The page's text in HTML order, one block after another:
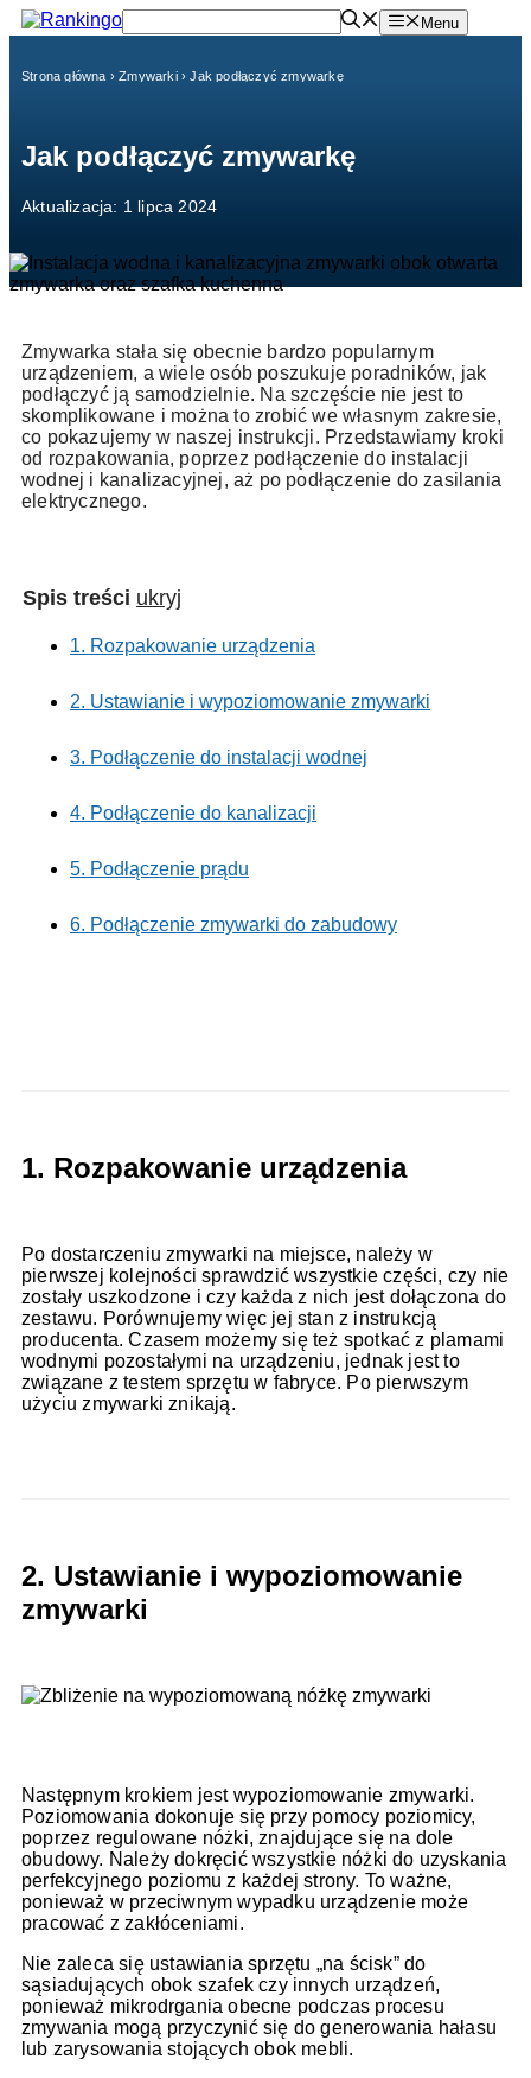
Przejdź
do
Menu
Strona główna ›Zmywarki›Jak podłączyć zmywarkę
Jak podłączyć zmywarkę
Aktualizacja: 1 lipca 2024
Zmywarka stała się obecnie bardzo popularnym
urządzeniem, a wiele osób poszukuje poradników, jak
podłączyć ją samodzielnie. Na szczęście nie jest to
skomplikowane i można to zrobić we własnym zakresie,
co pokazujemy w naszej instrukcji. Przedstawiamy kroki
od rozpakowania, poprzez podłączenie do instalacji
wodnej i kanalizacyjnej, aż po podłączenie do zasilania
elektrycznego.
Spis treści ukryj
1. Rozpakowanie urządzenia
2. Ustawianie i wypoziomowanie zmywarki
3. Podłączenie do instalacji wodnej
4. Podłączenie do kanalizacji
5. Podłączenie prądu
6. Podłączenie zmywarki do zabudowy
1. Rozpakowanie urządzenia
Po dostarczeniu zmywarki na miejsce, należy w
pierwszej kolejności sprawdzić wszystkie części, czy nie
zostały uszkodzone i czy każda z nich jest dołączona do
zestawu. Porównujemy więc jej stan z instrukcją
producenta. Czasem możemy się też spotkać z plamami
wodnymi pozostałymi na urządzeniu, jednak jest to
związane z testem sprzętu w fabryce. Po pierwszym
użyciu zmywarki znikają.
2. Ustawianie i wypoziomowanie
zmywarki
Następnym krokiem jest wypoziomowanie zmywarki.
Poziomowania dokonuje się przy pomocy poziomicy,
poprzez regulowane nóżki, znajdujące się na dole
obudowy. Należy dokręcić wszystkie nóżki do uzyskania
perfekcyjnego poziomu z każdej strony. To ważne,
ponieważ w przeciwnym wypadku urządzenie może
pracować z zakłóceniami.
Nie zaleca się ustawiania sprzętu „na ścisk” do
sąsiadujących obok szafek czy innych urządzeń,
ponieważ mikrodrgania obecne podczas procesu
zmywania mogą przyczynić się do generowania hałasu
lub zarysowania stojących obok mebli.